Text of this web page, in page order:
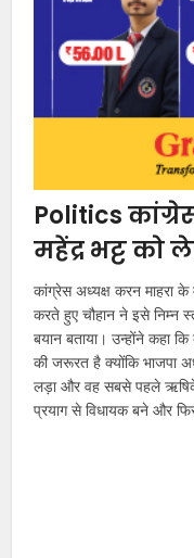
Politics
महेंद्र भट्ट को
कांग्रेस अध्यक्ष करन माहरा
करते हुए चौहान ने इसे निम्न
बयान बताया। उन्होंने कहा
की जरूरत है क्योंकि भाजपा
लड़ा और वह सबसे पहले
प्रयाग से विधायक बने और